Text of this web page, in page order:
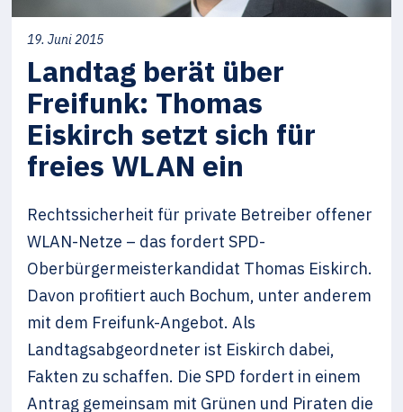
19. Juni 2015
Landtag berät über
Freifunk: Thomas
Eiskirch setzt sich für
freies WLAN ein
Rechtssicherheit für private Betreiber offener
WLAN-Netze – das fordert SPD-
Oberbürgermeisterkandidat Thomas Eiskirch.
Davon profitiert auch Bochum, unter anderem
mit dem Freifunk-Angebot. Als
Landtagsabgeordneter ist Eiskirch dabei,
Fakten zu schaffen. Die SPD fordert in einem
Antrag gemeinsam mit Grünen und Piraten die